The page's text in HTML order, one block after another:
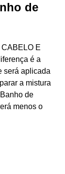
de
E
é a
será aplicada
a mistura
de
menos o